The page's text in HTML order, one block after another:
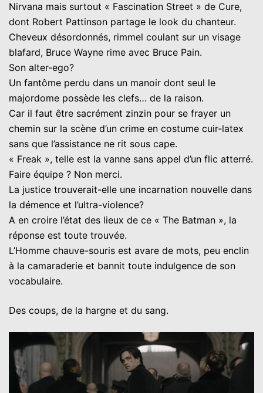
Nirvana mais surtout « Fascination Street » de Cure,
dont Robert Pattinson partage le look du chanteur.
Cheveux désordonnés, rimmel coulant sur un visage
blafard, Bruce Wayne rime avec Bruce Pain.
Son alter-ego?
Un fantôme perdu dans un manoir dont seul le
majordome possède les clefs… de la raison.
Car il faut être sacrément zinzin pour se frayer un
chemin sur la scène d’un crime en costume cuir-latex
sans que l’assistance ne rit sous cape.
« Freak », telle est la vanne sans appel d’un flic atterré.
Faire équipe ? Non merci.
La justice trouverait-elle une incarnation nouvelle dans
la démence et l’ultra-violence?
A en croire l’état des lieux de ce « The Batman », la
réponse est toute trouvée.
L’Homme chauve-souris est avare de mots, peu enclin
à la camaraderie et bannit toute indulgence de son
vocabulaire.
Des coups, de la hargne et du sang.